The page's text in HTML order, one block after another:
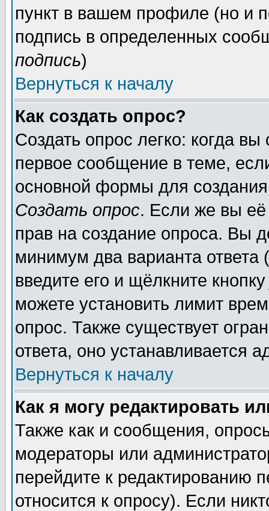
пункт в вашем профиле (но и
подпись в определенных
подпись)
Вернуться к началу
Как создать опрос?
Создать опрос легко: когда
первое сообщение в теме,
основной формы для
Создать опрос. Если же вы её
прав на создание опроса. Вы
минимум два варианта ответа
введите его и щёлкните
можете установить лимит
опрос. Также существует
ответа, оно устанавливается
Вернуться к началу
Как я могу редактировать
Также как и сообщения,
модераторы или
перейдите к редактированию
относится к опросу). Если